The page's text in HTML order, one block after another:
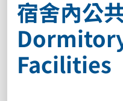
宿舍內公
Facilities